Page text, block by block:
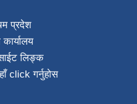
प्रदेश
लिङ्क
click गर्नुहोस